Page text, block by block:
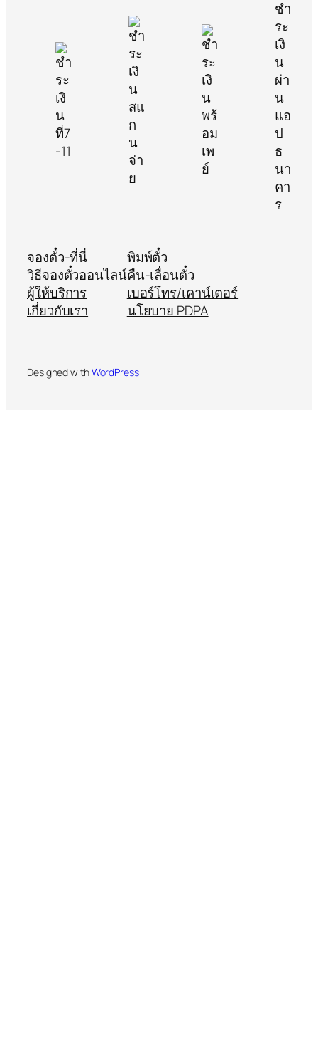
จองตั๋ว-ที่นี่
วิธีจองตั๋วออนไลน์
ผู้ให้บริการ
เกี่ยวกับเรา
พิมพ์ตั๋ว
คืน-เลื่อนตั๋ว
เบอร์โทร/เคาน์เตอร์
นโยบาย PDPA
Designed withWordPress